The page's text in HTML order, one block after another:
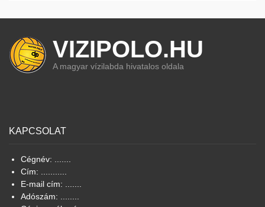
VIZIPOLO.HU
A magyar vízilabda hivatalos oldala
KAPCSOLAT
Cégnév: .......
Cím: ...........
E-mail cím: .......
Adószám: ........